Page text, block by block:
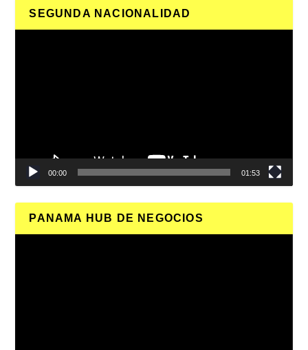
SEGUNDA NACIONALIDAD
00:00 01:53
PANAMA HUB DE NEGOCIOS